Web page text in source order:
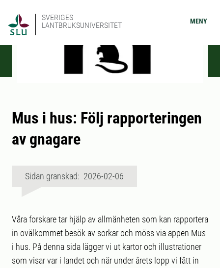
SVERIGES
LANTBRUKSUNIVERSITET
MENY
Mus i hus: Följ rapporteringen
av gnagare
Sidan granskad: 2026-02-06
Våra forskare tar hjälp av allmänheten som kan rapportera
in ovälkommet besök av sorkar och möss via appen Mus
i hus. På denna sida lägger vi ut kartor och illustrationer
som visar var i landet och när under årets lopp vi fått in